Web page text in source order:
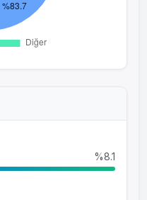
%8.1